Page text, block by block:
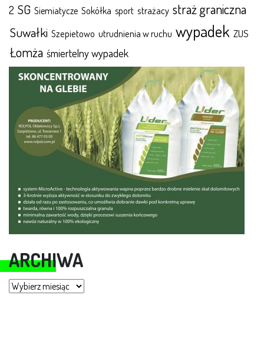
2 SG Siemiatycze Sokółka sport strażacy straż graniczna
Suwałki Szepietowo utrudnienia w ruchu wypadek ZUS
Łomża śmiertelny wypadek
ARCHIWA
Archiwa